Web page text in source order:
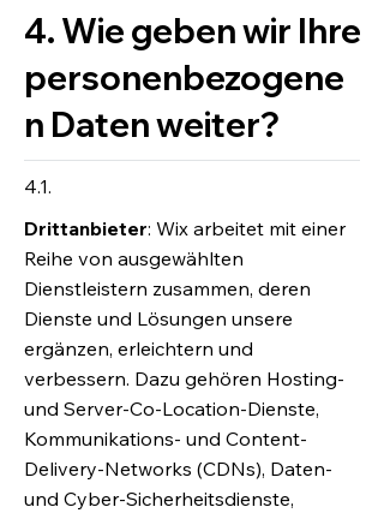
4. Wie geben wir Ihre
personenbezogene
n Daten weiter?
4.1.
Drittanbieter: Wix arbeitet mit einer
Reihe von ausgewählten
Dienstleistern zusammen, deren
Dienste und Lösungen unsere
ergänzen, erleichtern und
verbessern. Dazu gehören Hosting-
und Server-Co-Location-Dienste,
Kommunikations- und Content-
Delivery-Networks (CDNs), Daten-
und Cyber-Sicherheitsdienste,